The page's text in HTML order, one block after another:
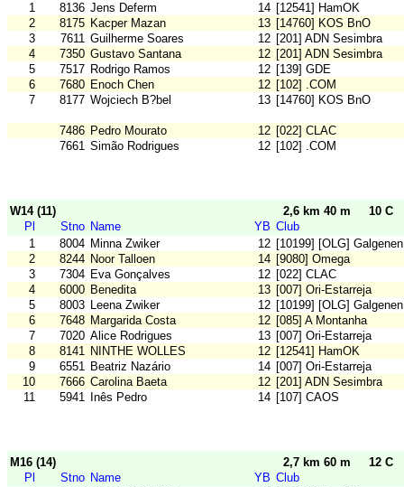
1
8136 Jens Deferm 14 [12541] HamOK
2
8175 Kacper Mazan 13 [14760] KOS BnO
3
7611 Guilherme Soares 12 [201] ADN Sesimbra
4
7350 Gustavo Santana 12 [201] ADN Sesimbra
5
7517 Rodrigo Ramos 12 [139] GDE
6
7680 Enoch Chen 12 [102] .COM
7
8177 Wojciech B?bel 13 [14760] KOS BnO
7486 Pedro Mourato 12 [022] CLAC
7661 Simão Rodrigues 12 [102] .COM
W14 (11) 2,6 km 40 m
10 C
Pl
Stno Name YB Club
1
8004 Minna Zwiker 12 [10199] [OLG] Galgenen
2
8244 Noor Talloen 14 [9080] Omega
3
7304 Eva Gonçalves 12 [022] CLAC
4
6000 Benedita 13 [007] Ori-Estarreja
5
8003 Leena Zwiker 12 [10199] [OLG] Galgenen
6
7648 Margarida Costa 12 [085] A Montanha
7
7020 Alice Rodrigues 13 [007] Ori-Estarreja
8
8141 NINTHE WOLLES 12 [12541] HamOK
9
6551 Beatriz Nazário 14 [007] Ori-Estarreja
10
7666 Carolina Baeta 12 [201] ADN Sesimbra
11
5941 Inês Pedro 14 [107] CAOS
M16 (14) 2,7 km 60 m
12 C
Pl
Stno Name YB Club